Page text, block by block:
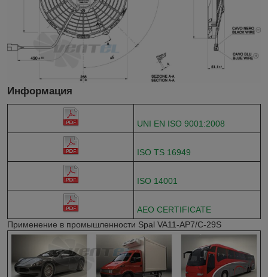
Информация
UNI EN ISO 9001:2008
ISO TS 16949
ISO 14001
AEO CERTIFICATE
Применение в промышленности Spal VA11-AP7/C-29S